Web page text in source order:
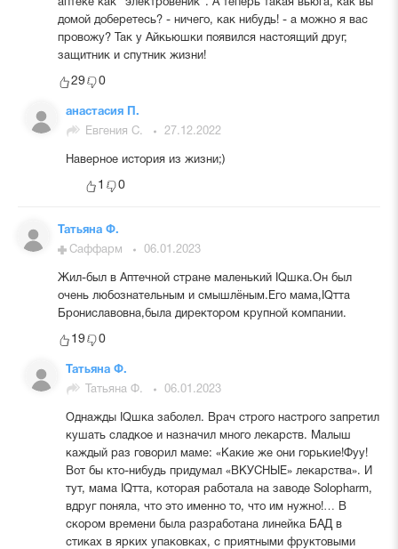
аптеке как "электровеник". А теперь такая вьюга, как вы
домой доберетесь? - ничего, как нибудь! - а можно я вас
провожу? Так у Айкьюшки появился настоящий друг,
защитник и спутник жизни!
29 0
анастасия П.
Евгения С.
27.12.2022
Наверное история из жизни;)
1 0
Татьяна Ф.
Саффарм
06.01.2023
Жил-был в Аптечной стране маленький IQшка.Он был
очень любознательным и смышлёным.Его мама,IQтта
Брониславовна,была директором крупной компании.
19 0
Татьяна Ф.
Татьяна Ф.
06.01.2023
Однажды IQшка заболел. Врач строго настрого запретил
кушать сладкое и назначил много лекарств. Малыш
каждый раз говорил маме: «Какие же они горькие!Фуу!
Вот бы кто-нибудь придумал «ВКУСНЫЕ» лекарства». И
тут, мама IQтта, которая работала на заводе Solopharm,
вдруг поняла, что это именно то, что им нужно!… В
скором времени была разработана линейка БАД в
стиках в ярких упаковках, с приятными фруктовыми